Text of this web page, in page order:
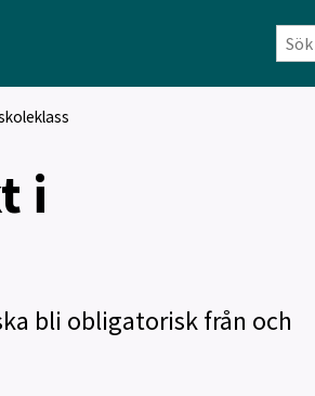
i
bli obligatorisk från och